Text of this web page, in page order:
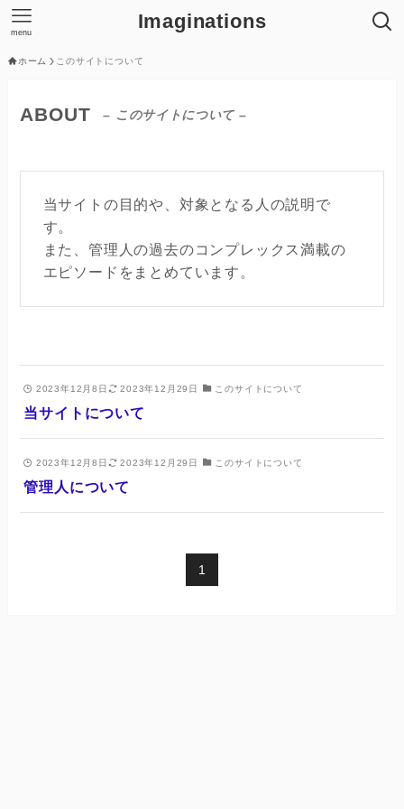
Imaginations
menu
ホーム このサイトについて
ABOUT – このサイトについて –
当サイトの目的や、対象となる人の説明で
す。
また、管理人の過去のコンプレックス満載の
エピソードをまとめています。
2023年12月8日 2023年12月29日 このサイトについて
当サイトについて
2023年12月8日 2023年12月29日 このサイトについて
管理人について
1